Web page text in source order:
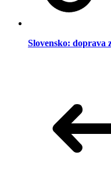
Slovensko: doprava